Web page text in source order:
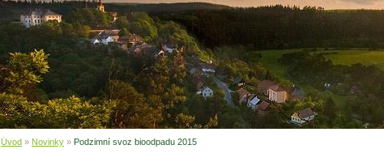
Úvod » Novinky » Podzimní svoz bioodpadu 2015